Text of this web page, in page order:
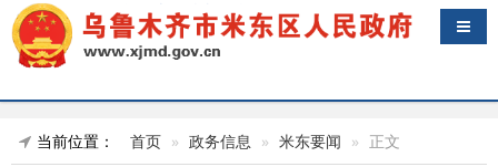
导航
当前位置： 首页 政务信息 米东要闻 正文